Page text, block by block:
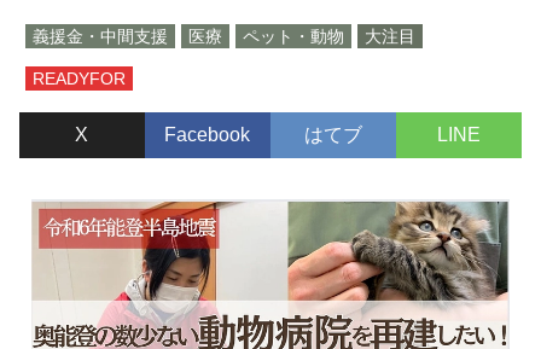
義援金・中間支援 医療 ペット・動物 大注目
READYFOR
X Facebook はてブ LINE